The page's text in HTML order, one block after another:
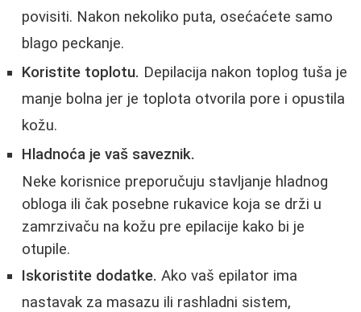
povisiti. Nakon nekoliko puta, osećaćete samo
blago peckanje.
Koristite toplotu. Depilacija nakon toplog tuša je
manje bolna jer je toplota otvorila pore i opustila
kožu.
Hladnoća je vaš saveznik.
Neke korisnice preporučuju stavljanje hladnog
obloga ili čak posebne rukavice koja se drži u
zamrzivaču na kožu pre epilacije kako bi je
otupile.
Iskoristite dodatke. Ako vaš epilator ima
nastavak za masazu ili rashladni sistem,